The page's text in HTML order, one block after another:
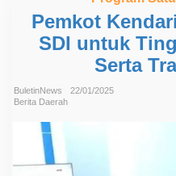
m
k
o
e
Pemkot
SDI untuk
Serta
BuletinNews
22/01/2025
Berita Daerah